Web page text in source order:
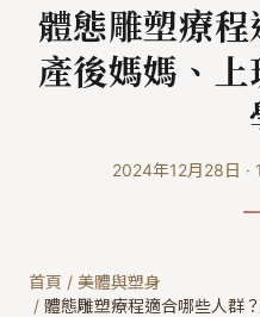
體態雕塑療程
產後媽媽、
2024年12月28日 ·
首頁 / 美體與塑身
/ 體態雕塑療程適合哪些人群